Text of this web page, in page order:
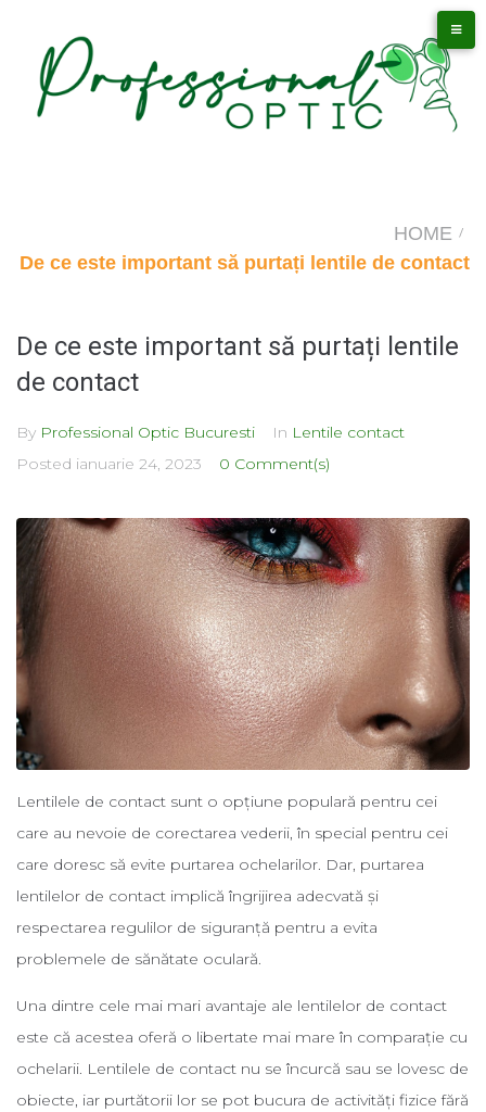
content
HOME /
De ce este important să purtați lentile de contact
De ce este important să purtați lentile
de contact
By Professional Optic Bucuresti In Lentile contact
Posted ianuarie 24, 2023 0 Comment(s)
Lentilele de contact sunt o opțiune populară pentru cei
care au nevoie de corectarea vederii, în special pentru cei
care doresc să evite purtarea ochelarilor. Dar, purtarea
lentilelor de contact implică îngrijirea adecvată și
respectarea regulilor de siguranță pentru a evita
problemele de sănătate oculară.
Una dintre cele mai mari avantaje ale lentilelor de contact
este că acestea oferă o libertate mai mare în comparație cu
ochelarii. Lentilele de contact nu se încurcă sau se lovesc de
obiecte, iar purtătorii lor se pot bucura de activități fizice fără